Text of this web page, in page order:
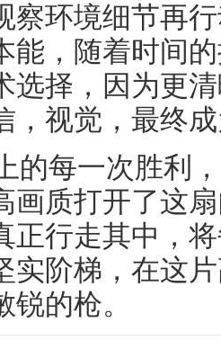
察环境细节再
能，随着时间
选择，因为更
，视觉，最终
的每一次胜利
画质打开了这
正行走其中，
实阶梯，在这
的枪。